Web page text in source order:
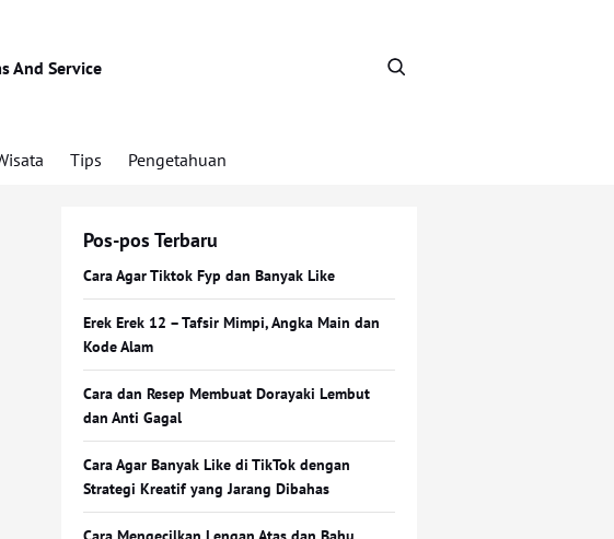
And Service
Tips Pengetahuan
Pos-pos Terbaru
Cara Agar Tiktok Fyp dan Banyak Like
Erek Erek 12 – Tafsir Mimpi, Angka Main dan
Kode Alam
Cara dan Resep Membuat Dorayaki Lembut
dan Anti Gagal
Cara Agar Banyak Like di TikTok dengan
Strategi Kreatif yang Jarang Dibahas